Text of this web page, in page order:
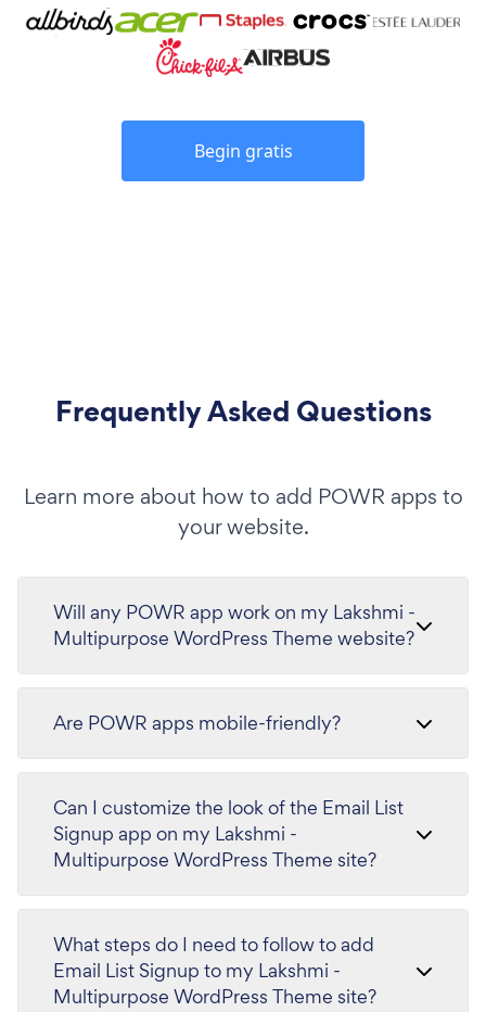
Begin gratis
Frequently Asked Questions
Learn more about how to add POWR apps to
your website.
Will any POWR app work on my Lakshmi -
Multipurpose WordPress Theme website?
Are POWR apps mobile-friendly?
Can I customize the look of the Email List
Signup app on my Lakshmi -
Multipurpose WordPress Theme site?
What steps do I need to follow to add
Email List Signup to my Lakshmi -
Multipurpose WordPress Theme site?